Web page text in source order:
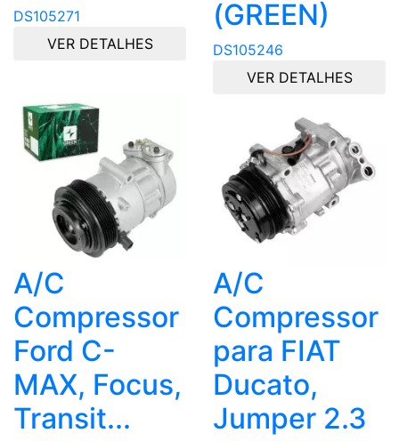
DS105271
VER DETALHES
(GREEN)
DS105246
VER DETALHES
A/C
Compressor
Ford C-
MAX, Focus,
Transit...
A/C
Compressor
para FIAT
Ducato,
Jumper 2.3